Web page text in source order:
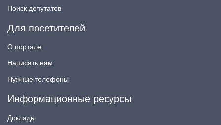
Поиск депутатов
Для посетителей
О портале
Написать нам
Нужные телефоны
Информационные ресурсы
Доклады